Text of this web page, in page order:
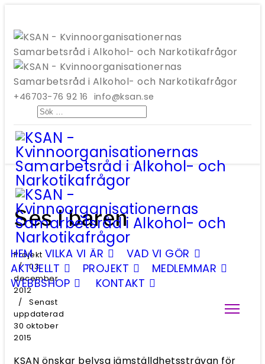
+46703-76 92 16 info@ksan.se
Sök
HEM VILKA VI ÄR
VAD VI GÖR
AKTUELLT
PROJEKT
MEDLEMMAR
WEBBSHOP
KONTAKT
Ses i baren
Projekt
03
december
2012
Senast
uppdaterad
30 oktober
2015
KSAN önskar belysa jämställdhetssträvan för